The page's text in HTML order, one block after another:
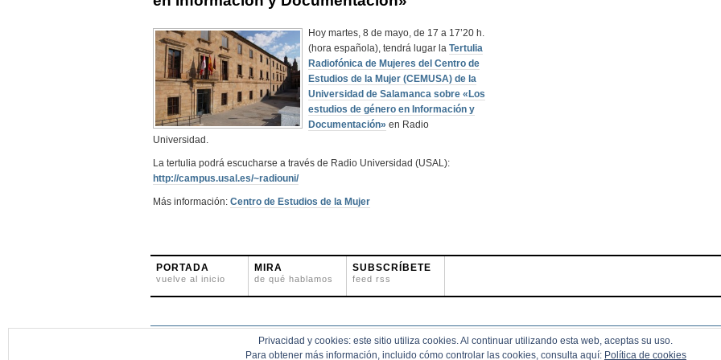
Hoy martes, 8 de mayo, de 17 a 17’20 h.
(hora española), tendrá lugar la Tertulia
Radiofónica de Mujeres del Centro de
Estudios de la Mujer (CEMUSA) de la
Universidad de Salamanca sobre «Los
estudios de género en Información y
Documentación» en Radio
Universidad.
La tertulia podrá escucharse a través de Radio Universidad (USAL):
http://campus.usal.es/~radiouni/
Más información: Centro de Estudios de la Mujer
PORTADA
vuelve al inicio
MIRA
de qué hablamos
SUBSCRÍBETE
feed rss
by Derek Punsalan5thirtyone.com.
Privacidad y cookies: este sitio utiliza cookies. Al continuar utilizando esta web, aceptas su uso.
Para obtener más información, incluido cómo controlar las cookies, consulta aquí: Política de cookies